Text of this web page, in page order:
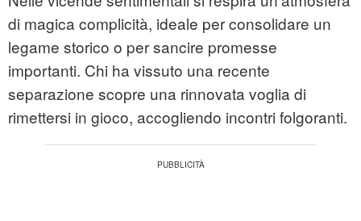
di magica complicità, ideale per consolidare un
legame storico o per sancire promesse
importanti. Chi ha vissuto una recente
separazione scopre una rinnovata voglia di
rimettersi in gioco, accogliendo incontri folgoranti.